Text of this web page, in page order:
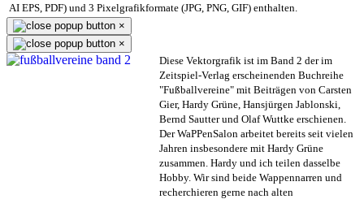
AI EPS, PDF) und 3 Pixelgrafikformate (JPG, PNG, GIF) enthalten.
×
×
Diese Vektorgrafik ist im Band 2 der im
Zeitspiel-Verlag erscheinenden Buchreihe
"Fußballvereine" mit Beiträgen von Carsten
Gier, Hardy Grüne, Hansjürgen Jablonski,
Bernd Sautter und Olaf Wuttke erschienen.
Der WaPPenSalon arbeitet bereits seit vielen
Jahren insbesondere mit Hardy Grüne
zusammen. Hardy und ich teilen dasselbe
Hobby. Wir sind beide Wappennarren und
recherchieren gerne nach alten